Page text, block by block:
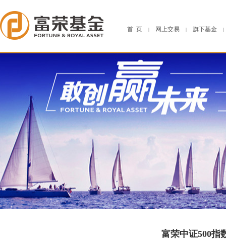
首 页 | 网上交易 | 旗下基金 |
富荣中证500指